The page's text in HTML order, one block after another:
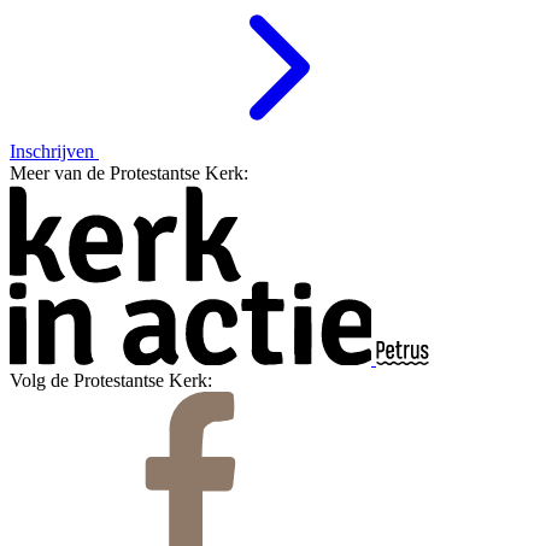
Inschrijven
Meer van de Protestantse Kerk:
Volg de Protestantse Kerk: